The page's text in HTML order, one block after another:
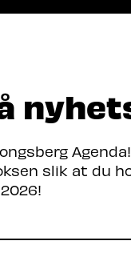
slik at du